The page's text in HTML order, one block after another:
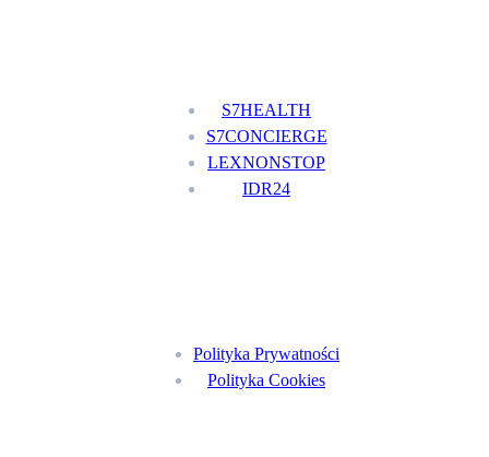
S7HEALTH
S7CONCIERGE
LEXNONSTOP
IDR24
Polityka Prywatności
Polityka Cookies